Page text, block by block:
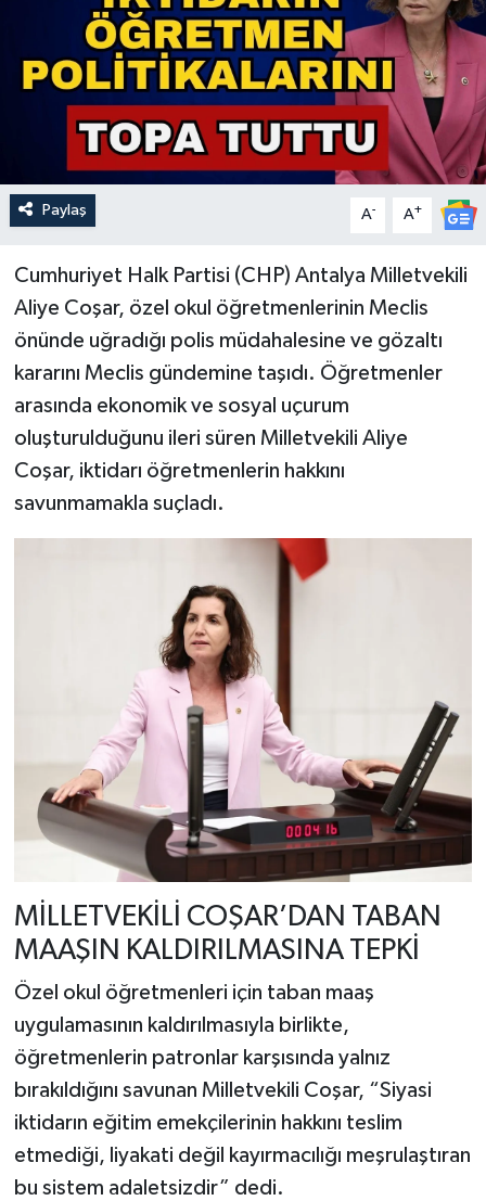
Paylaş A- A+
Cumhuriyet Halk Partisi (CHP) Antalya Milletvekili
Aliye Coşar, özel okul öğretmenlerinin Meclis
önünde uğradığı polis müdahalesine ve gözaltı
kararını Meclis gündemine taşıdı. Öğretmenler
arasında ekonomik ve sosyal uçurum
oluşturulduğunu ileri süren Milletvekili Aliye
Coşar, iktidarı öğretmenlerin hakkını
savunmamakla suçladı.
MİLLETVEKİLİ COŞAR’DAN TABAN
MAAŞIN KALDIRILMASINA TEPKİ
Özel okul öğretmenleri için taban maaş
uygulamasının kaldırılmasıyla birlikte,
öğretmenlerin patronlar karşısında yalnız
bırakıldığını savunan Milletvekili Coşar, “Siyasi
iktidarın eğitim emekçilerinin hakkını teslim
etmediği, liyakati değil kayırmacılığı meşrulaştıran
bu sistem adaletsizdir” dedi.
Siyaset
Spor